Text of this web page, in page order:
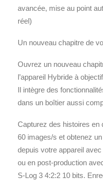
avancée, mise au point
réel)
Un nouveau chapitre de
Ouvrez un nouveau
l’appareil Hybride à
Il intègre des
dans un boîtier aussi
Capturez des histoires en
60 images/s et obtenez
depuis votre appareil
ou en post-production
S-Log 3 4:2:2 10 bits.